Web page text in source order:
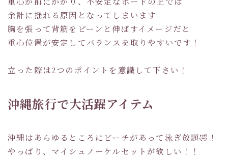
余計に揺れる原因となってしまいます
胸を張って背筋をピーンと伸ばすイメージだと
重心位置が安定してバランスを取りやすいです！
立った際は2つのポイントを意識して下さい！
沖縄旅行で大活躍アイテム
沖縄はあらゆるところにビーチがあって泳ぎ放題🤣！
やっぱり、マイシュノーケルセットが欲しい！！